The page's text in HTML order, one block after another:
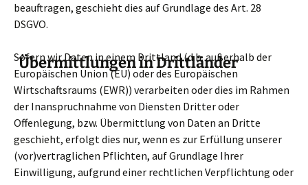
beauftragen, geschieht dies auf Grundlage des Art. 28
DSGVO.
Übermittlungen in Drittländer
Sofern wir Daten in einem Drittland (d.h. außerhalb der
Europäischen Union (EU) oder des Europäischen
Wirtschaftsraums (EWR)) verarbeiten oder dies im Rahmen
der Inanspruchnahme von Diensten Dritter oder
Offenlegung, bzw. Übermittlung von Daten an Dritte
geschieht, erfolgt dies nur, wenn es zur Erfüllung unserer
(vor)vertraglichen Pflichten, auf Grundlage Ihrer
Einwilligung, aufgrund einer rechtlichen Verpflichtung oder